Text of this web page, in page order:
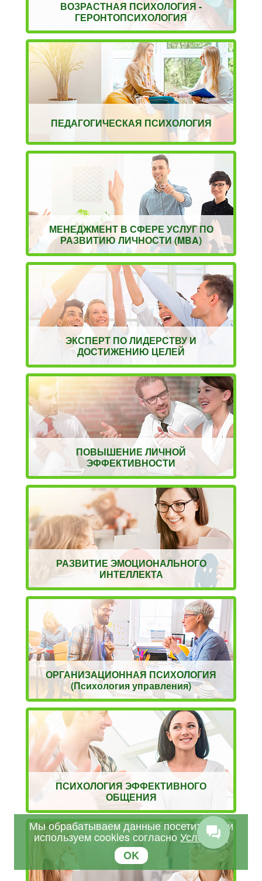
ВОЗРАСТНАЯ ПСИХОЛОГИЯ -
ГЕРОНТОПСИХОЛОГИЯ
ПЕДАГОГИЧЕСКАЯ ПСИХОЛОГИЯ
МЕНЕДЖМЕНТ В СФЕРЕ УСЛУГ ПО
РАЗВИТИЮ ЛИЧНОСТИ (MBA)
ЭКСПЕРТ ПО ЛИДЕРСТВУ И
ДОСТИЖЕНИЮ ЦЕЛЕЙ
ПОВЫШЕНИЕ ЛИЧНОЙ
ЭФФЕКТИВНОСТИ
РАЗВИТИЕ ЭМОЦИОНАЛЬНОГО
ИНТЕЛЛЕКТА
ОРГАНИЗАЦИОННАЯ ПСИХОЛОГИЯ
(Психология управления)
ПСИХОЛОГИЯ ЭФФЕКТИВНОГО
ОБЩЕНИЯ
Мы обрабатываем данные посетителей и
используем cookies согласноУсловиям
OK